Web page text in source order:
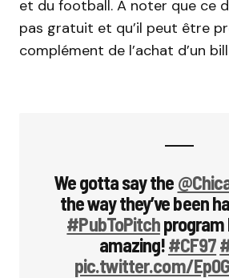
et du football. A noter que ce
pas gratuit et qu’il peut être
complément de l’achat d’un
We gotta say the
the way they’ve been
#PubToPitchprogram
amazing!#CF97
pic.twitter.com/